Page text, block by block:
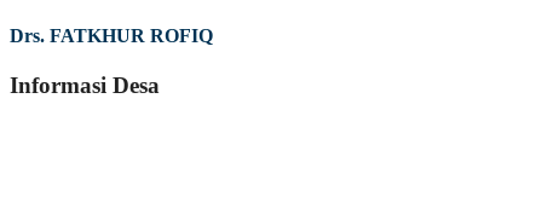
Drs. FATKHUR ROFIQ
Informasi Desa